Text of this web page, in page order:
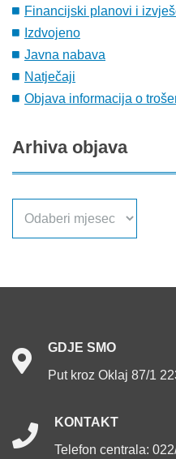
Financijski planovi i
Izdvojeno
Javna nabava
Natječaji
Objava informacija o
Arhiva objava
GDJE SMO
Put kroz Oklaj 87/1
KONTAKT
Telefon centrala: